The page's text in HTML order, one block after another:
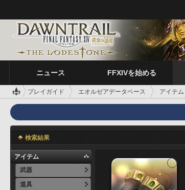
ニュース FFXIVを始める
プレイガイド エオルゼアデータベース アイテム
検索結果
アイテム
武器
道具